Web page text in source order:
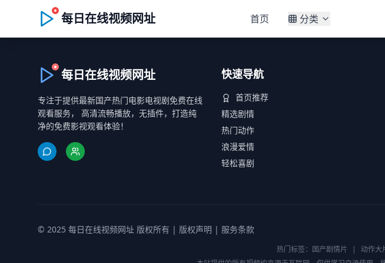
每日在线视频网址 首页 分类
每日在线视频网址
专注于提供最新国产热门电影电视剧免费在线
观看服务， 高清流畅播放，无插件，打造纯
净的免费影视观看体验！
快速导航
首页推荐
精选剧情
热门动作
浪漫爱情
轻松喜剧
© 2025 每日在线视频网址 版权所有 | 版权声明 | 服务条款
热门标签： 国产剧情片 | 动作大